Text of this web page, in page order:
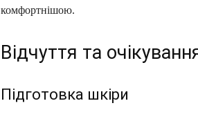
комфортнішою.
Відчуття та
Підготовка шкіри